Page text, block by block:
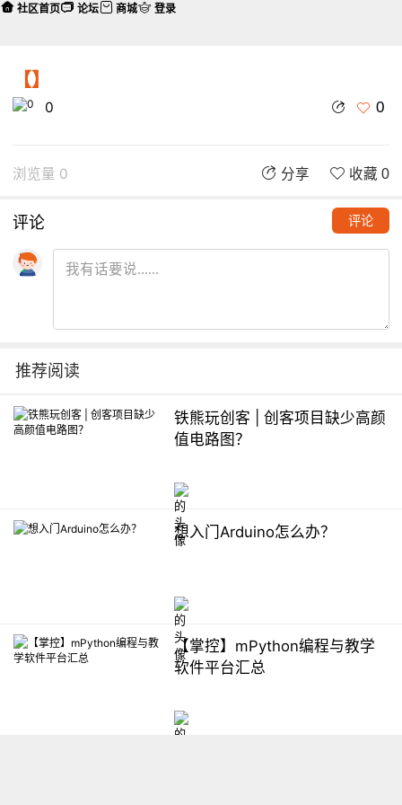
【】
0 0
浏览量 0 分享 收藏 0
评论 评论
推荐阅读
铁熊玩创客 | 创客项目缺少高颜
值电路图？
想入门Arduino怎么办？
【掌控】mPython编程与教学
软件平台汇总
社区首页 论坛 商城 登录